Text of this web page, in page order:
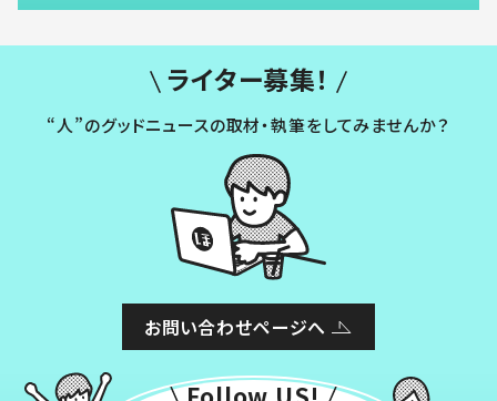
ライター募集！
“人”のグッドニュースの取材・執筆をしてみませんか？
お問い合わせページへ